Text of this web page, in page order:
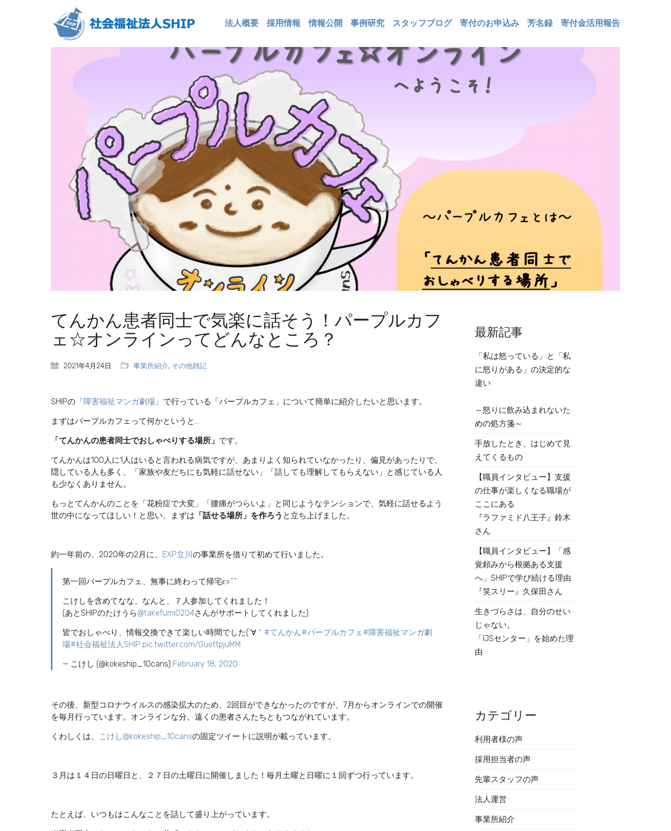
法人概要 採用情報 情報公開 事例研究 スタッフブログ 寄付のお申込み 芳名録 寄付金活用報告
てんかん患者同士で気楽に話そう！パープルカフ
ェ☆オンラインってどんなところ？
2021年4月24日 事業所紹介, その他雑記
SHIPの 『障害福祉マンガ劇場』 で行っている「パープルカフェ」について簡単に紹介したいと思います。
まずはパープルカフェって何かというと…
「てんかんの患者同士でおしゃべりする場所」 です。
てんかんは100人に1人はいると言われる病気ですが、あまりよく知られていなかったり、偏見があったりで、
隠している人も多く、「家族や友だちにも気軽に話せない」「話しても理解してもらえない」と感じている人
も少なくありません。
もっとてんかんのことを「花粉症で大変」「腰痛がつらいよ」と同じようなテンションで、気軽に話せるよう
世の中になってほしい！と思い、まずは 「話せる場所」を作ろう と立ち上げました。
約一年前の、2020年の2月に、 EXP立川 の事業所を借りて初めて行いました。
第一回パープルカフェ、無事に終わって帰宅ε=^^
こけしを含めてなな、なんと、７人参加してくれました！
(あとSHIPのたけうら@takefumi0204さんがサポートしてくれました)
皆でおしゃべり、情報交換できて楽しい時間でした(´∀｀ #てんかん#パープルカフェ#障害福祉マンガ劇
場#社会福祉法人SHIP pic.twitter.com/GuettpjuMM
— こけし (@kokeship_10cans) February 18, 2020
その後、新型コロナウイルスの感染拡大のため、2回目ができなかったのですが、7月からオンラインでの開催
を毎月行っています。オンラインな分、遠くの患者さんたちともつながれています。
くわしくは、 こけし@kokeship_10cansの固定ツイートに説明が載っています。
３月は１４日の日曜日と、２７日の土曜日に開催しました！毎月土曜と日曜に１回ずつ行っています。
たとえば、いつもはこんなことを話して盛り上がっています。
最新記事
「私は怒っている」と「私
に怒りがある」の決定的な
違い
～怒りに飲み込まれないた
めの処方箋～
手放したとき、はじめて見
えてくるもの
【職員インタビュー】支援
の仕事が楽しくなる職場が
ここにある
『ラファミド八王子』鈴木
さん
【職員インタビュー】「感
覚頼みから根拠ある支援
へ」SHIPで学び続ける理由
『笑スリー』久保田さん
生きづらさは、自分のせい
じゃない。
「IJSセンター」を始めた理
由
カテゴリー
利用者様の声
採用担当者の声
先輩スタッフの声
法人運営
事業所紹介